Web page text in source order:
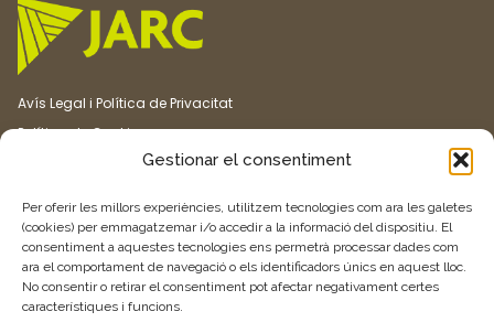
Gestionar el consentiment
Per oferir les millors experiències, utilitzem tecnologies com ara les galetes
(cookies) per emmagatzemar i/o accedir a la informació del dispositiu. El
consentiment a aquestes tecnologies ens permetrà processar dades com
ara el comportament de navegació o els identificadors únics en aquest lloc.
No consentir o retirar el consentiment pot afectar negativament certes
característiques i funcions.
Avís Legal i Política de Privacitat
Política de Cookies
Vull rebre més informació